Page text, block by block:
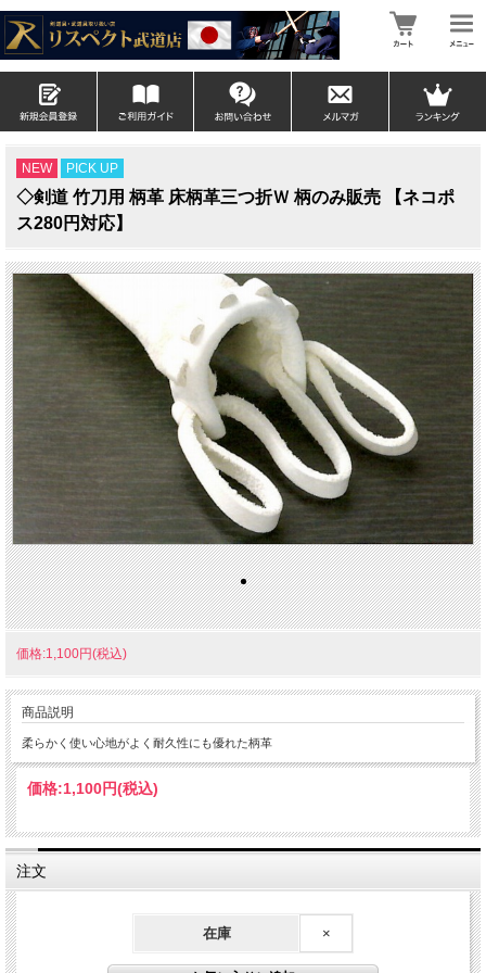
NEW PICK UP
◇剣道 竹刀用 柄革 床柄革三つ折Ｗ 柄のみ販売 【ネコポ
ス280円対応】
価格:1,100円(税込)
商品説明
柔らかく使い心地がよく耐久性にも優れた柄革
価格:1,100円(税込)
注文
在庫 ×